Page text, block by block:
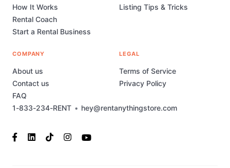
1-833-234-RENT • hey@rentanythingstore.com
How It Works
Rental Coach
Start a Rental Business
Listing Tips & Tricks
COMPANY
About us
Contact us
FAQ
LEGAL
Terms of Service
Privacy Policy